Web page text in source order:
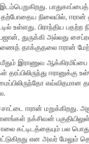
தற்போதைய நிலையில்,
உள்ளது. பிராந்திய
துருக்கி அல்லது
தாக்குதலை ஈரான்
இராணுவ ஆக்கிரமிப்பை
தரப்பிலிருந்து ஈரானுக்கு
எவ்விதமான
ஈரான் மறுக்கிறது.
நக்சிவன்
கட்டிடத்தையும் பல
என அவர் மேலும்